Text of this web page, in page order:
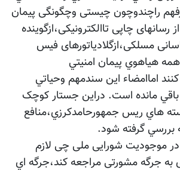
راچندوچون چیستی وچگونگی پيمان
رسانهای چاپی تاالکترونیکی،ازگوینده
مسلکی،ازگلادیاتورهای فیس
هياهوي پيمان امنيتي
كنند اماامضاء اين سندمهم وحياتي
باقي مانده است. دراین جستار کوچک
هاي ريس جمهورحامدكرزي،منافع
بررسي گرفته شود.
موجودیت شورایی ملی چی لازم
به جرگه مشورتی مراجعه کند،جرگه اي